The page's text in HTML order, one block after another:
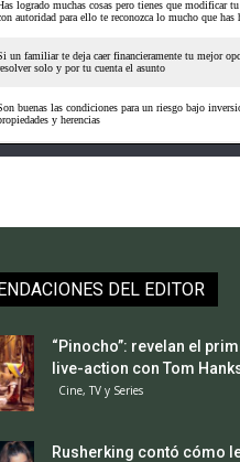
DEL EDITOR
“Pinocho”: revelan el
live-action con Tom
Cine, TV y Series
Rusherking contó cómo